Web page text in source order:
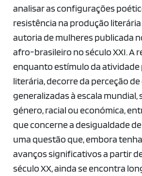
analisar as configurações
resistência na produção
autoria de mulheres publicada
afro-brasileiro no século XXI. A
enquanto estímulo da
literária, decorre da perceção
generalizadas à escala mundial,
género, racial ou económica,
que concerne a desigualdade
uma questão que, embora
avanços significativos a partir
século XX, ainda se encontra